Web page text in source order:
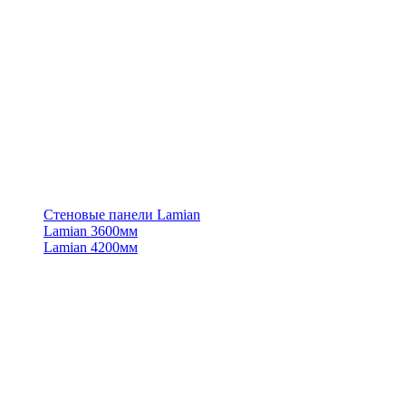
Стеновые панели Lamian
Lamian 3600мм
Lamian 4200мм